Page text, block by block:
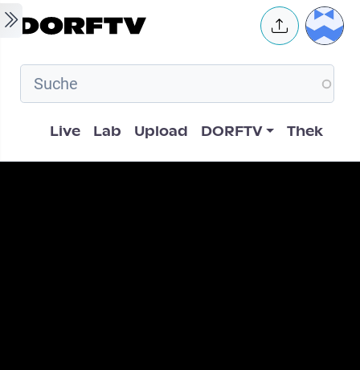
Skip to main content User
Hauptnavigation
Live Lab Upload DORFTV Thek